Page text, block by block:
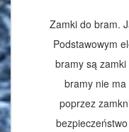
Zamki do bram.
Podstawowym
bramy są
bramy nie ma
poprzez